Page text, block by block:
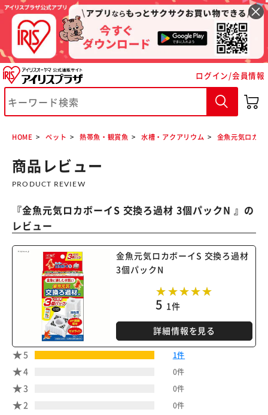
ログイン/会員情報
HOME ペット 熱帯魚・観賞魚 水槽・アクアリウム 金魚元気ロカ
商品レビュー
PRODUCT REVIEW
『金魚元気ロカボーイS 交換ろ過材 3個パックN』の
レビュー
金魚元気ロカボーイS 交換ろ過材
3個パックN
5 1件
詳細情報を見る
5 1件
4 0件
3 0件
2 0件
※ご確認ください
カートに入れる 購入手続きへ